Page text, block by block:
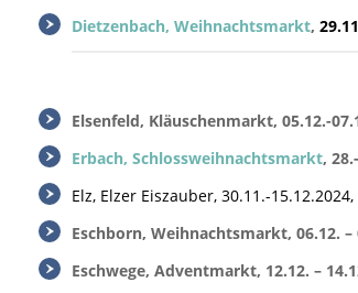
Dietzenbach, Weihnachtsmarkt,
Elsenfeld, Kläuschenmarkt, 05.12.-
Erbach, Schlossweihnachtsmarkt,
Elz, Elzer Eiszauber, 30.11.-
Eschborn, Weihnachtsmarkt, 06.12. –
Eschwege, Adventmarkt, 12.12. –